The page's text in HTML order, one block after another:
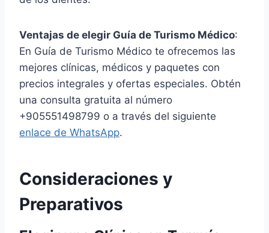
Ventajas de elegir Guía de Turismo Médico:
En Guía de Turismo Médico te ofrecemos las
mejores clínicas, médicos y paquetes con
precios integrales y ofertas especiales. Obtén
una consulta gratuita al número
+905551498799 o a través del siguiente
enlace de WhatsApp.
Consideraciones y
Preparativos